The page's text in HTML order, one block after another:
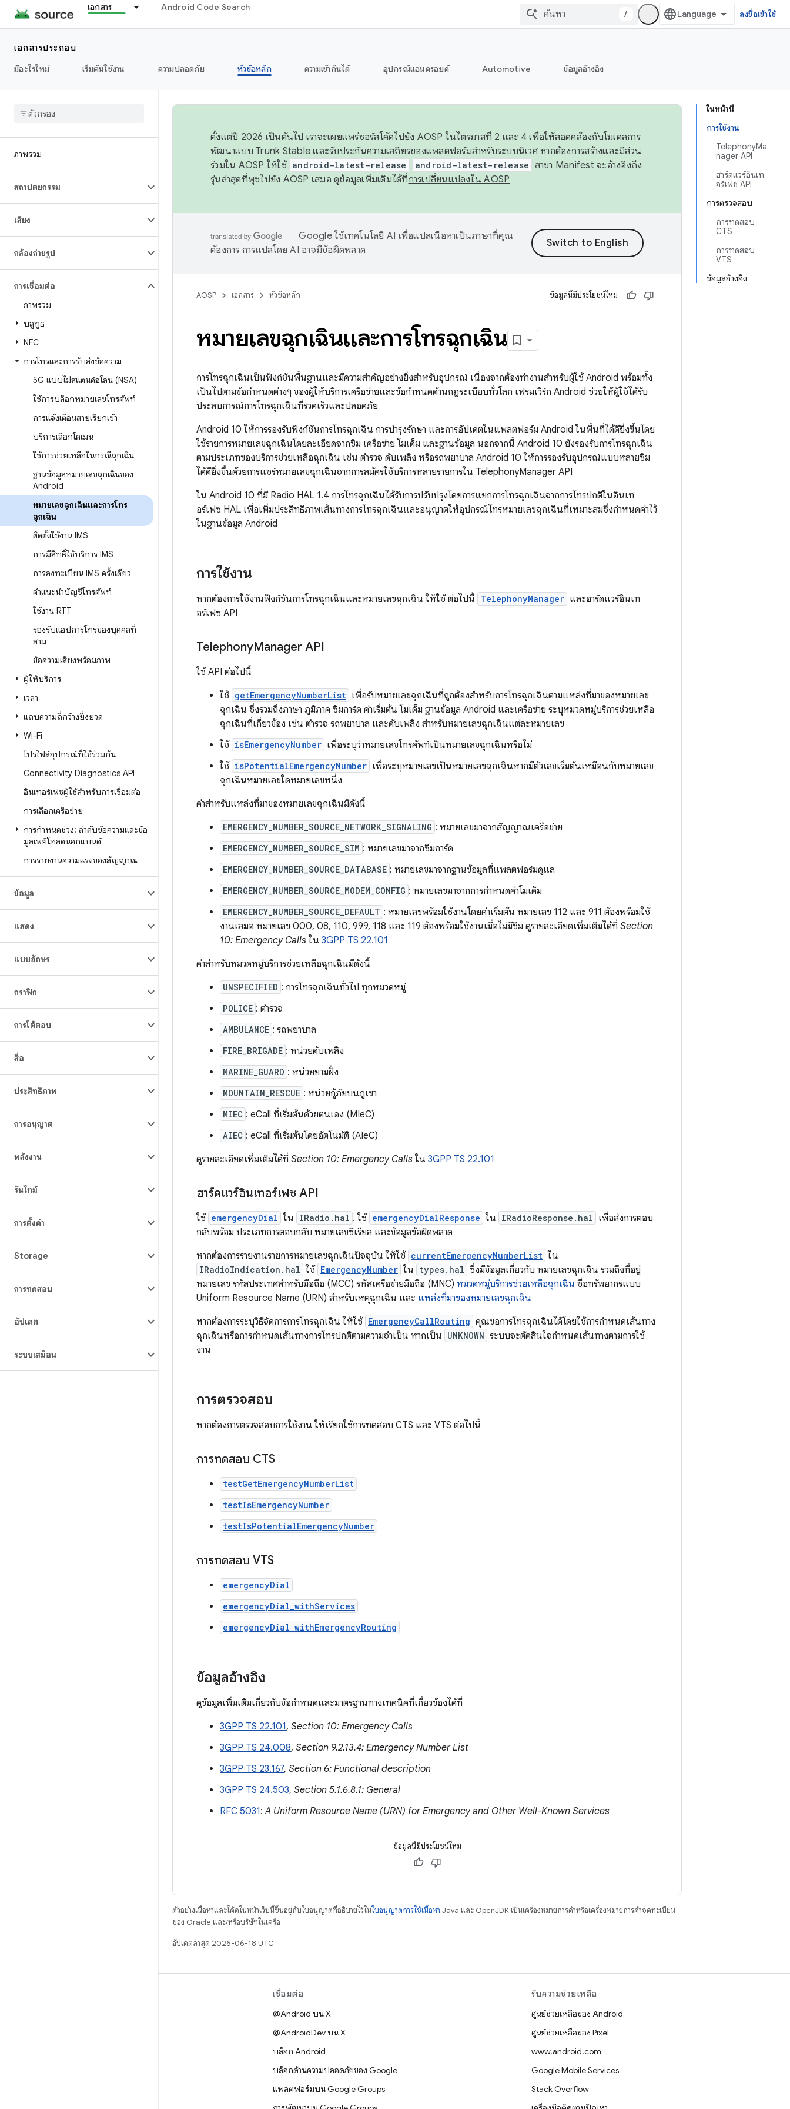
เอกสาร Android Code Search
/ ลงชื่อเข้าใช้
เอกสารประกอบ
มีอะไรใหม่
เริ่มต้นใช้งาน ความปลอดภัย หัวข้อหลัก ความเข้ากันได้ อุปกรณ์แอนดรอยด์ Automotive ข้อมูลอ้างอิง
ภาพรวม
สถาปัตยกรรม
เสียง
กล้องถ่ายรูป
การเชื่อมต่อ
ภาพรวม
บลูทูธ
NFC
การโทรและการรับส่งข้อความ
5G แบบไม่สแตนด์อโลน (NSA)
ใช้การบล็อกหมายเลขโทรศัพท์
การแจ้งเตือนสายเรียกเข้า
บริการเลือกโดเมน
ใช้การช่วยเหลือในกรณีฉุกเฉิน
ฐานข้อมูลหมายเลขฉุกเฉินของ
Android
หมายเลขฉุกเฉินและการโทร
ฉุกเฉิน
ติดตั้งใช้งาน IMS
การมีสิทธิ์ใช้บริการ IMS
การลงทะเบียน IMS ครั้งเดียว
คำแนะนำบัญชีโทรศัพท์
ใช้งาน RTT
รองรับแอปการโทรของบุคคลที่
สาม
ข้อความเสียงพร้อมภาพ
ผู้ให้บริการ
เวลา
แถบความถี่กว้างยิ่งยวด
Wi-Fi
โปรไฟล์อุปกรณ์ที่ใช้ร่วมกัน
Connectivity Diagnostics API
อินเทอร์เฟซผู้ใช้สำหรับการเชื่อมต่อ
การเลือกเครือข่าย
การกำหนดช่วง: ลำดับข้อความและข้อ
มูลเพย์โหลดนอกแบนด์
การรายงานความแรงของสัญญาณ
ข้อมูล
แสดง
แบบอักษร
กราฟิก
การโต้ตอบ
สื่อ
ประสิทธิภาพ
การอนุญาต
พลังงาน
รันไทม์
การตั้งค่า
Storage
การทดสอบ
อัปเดต
ระบบเสมือน
ในหน้านี้
การใช้งาน
TelephonyMa
nager API
ฮาร์ดแวร์อินเท
อร์เฟซ API
การตรวจสอบ
การทดสอบ
CTS
การทดสอบ
VTS
ข้อมูลอ้างอิง
ตั้งแต่ปี 2026 เป็นต้นไป เราจะเผยแพร่ซอร์สโค้ดไปยัง AOSP ในไตรมาสที่ 2 และ 4 เพื่อให้สอดคล้องกับโมเดลการ
พัฒนาแบบ Trunk Stable และรับประกันความเสถียรของแพลตฟอร์มสำหรับระบบนิเวศ หากต้องการสร้างและมีส่วน
ร่วมใน AOSP ให้ใช้ android-latest-release android-latest-release สาขา Manifest จะอ้างอิงถึง
รุ่นล่าสุดที่พุชไปยัง AOSP เสมอ ดูข้อมูลเพิ่มเติมได้ที่การเปลี่ยนแปลงใน AOSP
Google ใช้เทคโนโลยี AI เพื่อแปลเนื้อหาเป็นภาษาที่คุณ
ต้องการ การแปลโดย AI อาจมีข้อผิดพลาด
AOSP เอกสาร หัวข้อหลัก ข้อมูลนี้มีประโยชน์ไหม
หมายเลขฉุกเฉินและการโทรฉุกเฉิน
การโทรฉุกเฉินเป็นฟังก์ชันพื้นฐานและมีความสำคัญอย่างยิ่งสำหรับอุปกรณ์ เนื่องจากต้องทำงานสำหรับผู้ใช้ Android พร้อมทั้ง
เป็นไปตามข้อกำหนดต่างๆ ของผู้ให้บริการเครือข่ายและข้อกำหนดด้านกฎระเบียบทั่วโลก เฟรมเวิร์ก Android ช่วยให้ผู้ใช้ได้รับ
ประสบการณ์การโทรฉุกเฉินที่รวดเร็วและปลอดภัย
Android 10 ให้การรองรับฟังก์ชันการโทรฉุกเฉิน การบำรุงรักษา และการอัปเดตในแพลตฟอร์ม Android ในพื้นที่ได้ดียิ่งขึ้นโดย
ใช้รายการหมายเลขฉุกเฉินโดยละเอียดจากซิม เครือข่าย โมเด็ม และฐานข้อมูล นอกจากนี้ Android 10 ยังรองรับการโทรฉุกเฉิน
ตามประเภทของบริการช่วยเหลือฉุกเฉิน เช่น ตำรวจ ดับเพลิง หรือรถพยาบาล Android 10 ให้การรองรับอุปกรณ์แบบหลายซิม
ได้ดียิ่งขึ้นด้วยการแชร์หมายเลขฉุกเฉินจากการสมัครใช้บริการหลายรายการใน TelephonyManager API
ใน Android 10 ที่มี Radio HAL 1.4 การโทรฉุกเฉินได้รับการปรับปรุงโดยการแยกการโทรฉุกเฉินจากการโทรปกติในอินเท
อร์เฟซ HAL เพื่อเพิ่มประสิทธิภาพเส้นทางการโทรฉุกเฉินและอนุญาตให้อุปกรณ์โทรหมายเลขฉุกเฉินที่เหมาะสมซึ่งกำหนดค่าไว้
ในฐานข้อมูล Android
การใช้งาน
หากต้องการใช้งานฟังก์ชันการโทรฉุกเฉินและหมายเลขฉุกเฉิน ให้ใช้ ต่อไปนี้ TelephonyManager และฮาร์ดแวร์อินเท
อร์เฟซ API
TelephonyManager API
ใช้ API ต่อไปนี้
ใช้ getEmergencyNumberList เพื่อรับหมายเลขฉุกเฉินที่ถูกต้องสำหรับการโทรฉุกเฉินตามแหล่งที่มาของหมายเลข
ฉุกเฉิน ซึ่งรวมถึงภาษา ภูมิภาค ซิมการ์ด ค่าเริ่มต้น โมเด็ม ฐานข้อมูล Android และเครือข่าย ระบุหมวดหมู่บริการช่วยเหลือ
ฉุกเฉินที่เกี่ยวข้อง เช่น ตำรวจ รถพยาบาล และดับเพลิง สำหรับหมายเลขฉุกเฉินแต่ละหมายเลข
ใช้ isEmergencyNumber เพื่อระบุว่าหมายเลขโทรศัพท์เป็นหมายเลขฉุกเฉินหรือไม่
ใช้ isPotentialEmergencyNumber เพื่อระบุหมายเลขเป็นหมายเลขฉุกเฉินหากมีตัวเลขเริ่มต้นเหมือนกับหมายเลข
ฉุกเฉินหมายเลขใดหมายเลขหนึ่ง
ค่าสำหรับแหล่งที่มาของหมายเลขฉุกเฉินมีดังนี้
EMERGENCY_NUMBER_SOURCE_NETWORK_SIGNALING : หมายเลขมาจากสัญญาณเครือข่าย
EMERGENCY_NUMBER_SOURCE_SIM : หมายเลขมาจากซิมการ์ด
EMERGENCY_NUMBER_SOURCE_DATABASE : หมายเลขมาจากฐานข้อมูลที่แพลตฟอร์มดูแล
EMERGENCY_NUMBER_SOURCE_MODEM_CONFIG : หมายเลขมาจากการกำหนดค่าโมเด็ม
EMERGENCY_NUMBER_SOURCE_DEFAULT : หมายเลขพร้อมใช้งานโดยค่าเริ่มต้น หมายเลข 112 และ 911 ต้องพร้อมใช้
งานเสมอ หมายเลข 000, 08, 110, 999, 118 และ 119 ต้องพร้อมใช้งานเมื่อไม่มีซิม ดูรายละเอียดเพิ่มเติมได้ที่ Section
10: Emergency Calls ใน 3GPP TS 22.101
ค่าสำหรับหมวดหมู่บริการช่วยเหลือฉุกเฉินมีดังนี้
UNSPECIFIED : การโทรฉุกเฉินทั่วไป ทุกหมวดหมู่
POLICE : ตำรวจ
AMBULANCE : รถพยาบาล
FIRE_BRIGADE : หน่วยดับเพลิง
MARINE_GUARD : หน่วยยามฝั่ง
MOUNTAIN_RESCUE : หน่วยกู้ภัยบนภูเขา
MIEC : eCall ที่เริ่มต้นด้วยตนเอง (MIeC)
AIEC : eCall ที่เริ่มต้นโดยอัตโนมัติ (AIeC)
ดูรายละเอียดเพิ่มเติมได้ที่ Section 10: Emergency Calls ใน 3GPP TS 22.101
ฮาร์ดแวร์อินเทอร์เฟซ API
ใช้ emergencyDial ใน IRadio.hal . ใช้ emergencyDialResponse ใน IRadioResponse.hal เพื่อส่งการตอบ
กลับพร้อม ประเภทการตอบกลับ หมายเลขซีเรียล และข้อมูลข้อผิดพลาด
หากต้องการรายงานรายการหมายเลขฉุกเฉินปัจจุบัน ให้ใช้ currentEmergencyNumberList ใน
IRadioIndication.hal ใช้ EmergencyNumber ใน types.hal ซึ่งมีข้อมูลเกี่ยวกับ หมายเลขฉุกเฉิน รวมถึงที่อยู่
หมายเลข รหัสประเทศสำหรับมือถือ (MCC) รหัสเครือข่ายมือถือ (MNC) หมวดหมู่บริการช่วยเหลือฉุกเฉิน ชื่อทรัพยากรแบบ
Uniform Resource Name (URN) สำหรับเหตุฉุกเฉิน และ แหล่งที่มาของหมายเลขฉุกเฉิน
หากต้องการระบุวิธีจัดการการโทรฉุกเฉิน ให้ใช้ EmergencyCallRouting คุณขอการโทรฉุกเฉินได้โดยใช้การกำหนดเส้นทาง
ฉุกเฉินหรือการกำหนดเส้นทางการโทรปกติตามความจำเป็น หากเป็น UNKNOWN ระบบจะตัดสินใจกำหนดเส้นทางตามการใช้
งาน
การตรวจสอบ
หากต้องการตรวจสอบการใช้งาน ให้เรียกใช้การทดสอบ CTS และ VTS ต่อไปนี้
การทดสอบ CTS
testGetEmergencyNumberList
testIsEmergencyNumber
testIsPotentialEmergencyNumber
การทดสอบ VTS
emergencyDial
emergencyDial_withServices
emergencyDial_withEmergencyRouting
ข้อมูลอ้างอิง
ดูข้อมูลเพิ่มเติมเกี่ยวกับข้อกำหนดและมาตรฐานทางเทคนิคที่เกี่ยวข้องได้ที่
3GPP TS 22.101, Section 10: Emergency Calls
3GPP TS 24.008, Section 9.2.13.4: Emergency Number List
3GPP TS 23.167, Section 6: Functional description
3GPP TS 24.503, Section 5.1.6.8.1: General
RFC 5031:A Uniform Resource Name (URN) for Emergency and Other Well-Known Services
ข้อมูลนี้มีประโยชน์ไหม
ตัวอย่างเนื้อหาและโค้ดในหน้าเว็บนี้ขึ้นอยู่กับใบอนุญาตที่อธิบายไว้ในใบอนุญาตการใช้เนื้อหา Java และ OpenJDK เป็นเครื่องหมายการค้าหรือเครื่องหมายการค้าจดทะเบียน
ของ Oracle และ/หรือบริษัทในเครือ
อัปเดตล่าสุด 2026-06-18 UTC
เชื่อมต่อ
@Android บน X
@AndroidDev บน X
บล็อก Android
บล็อกด้านความปลอดภัยของ Google
แพลตฟอร์มบน Google Groups
รับความช่วยเหลือ
ศูนย์ช่วยเหลือของ Android
ศูนย์ช่วยเหลือของ Pixel
www.android.com
Google Mobile Services
Stack Overflow